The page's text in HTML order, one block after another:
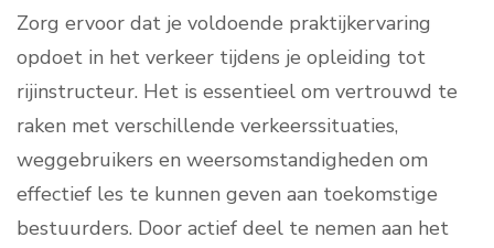
Zorg ervoor dat je voldoende praktijkervaring
opdoet in het verkeer tijdens je opleiding tot
rijinstructeur. Het is essentieel om vertrouwd te
raken met verschillende verkeerssituaties,
weggebruikers en weersomstandigheden om
effectief les te kunnen geven aan toekomstige
bestuurders. Door actief deel te nemen aan het